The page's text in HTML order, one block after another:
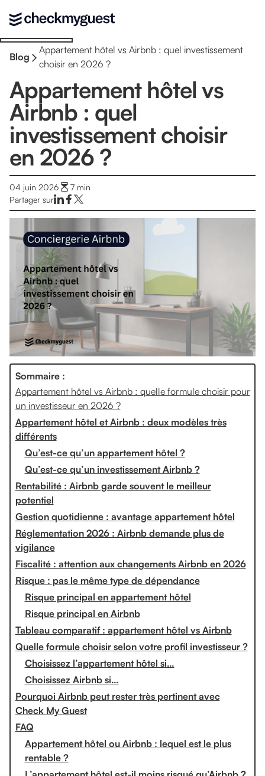
Blog
Appartement hôtel vs Airbnb : quel investissement
choisir en 2026 ?
Appartement hôtel vs
Airbnb : quel
investissement choisir
en 2026 ?
04 juin 2026 7 min
Partager sur
Sommaire :
Appartement hôtel vs Airbnb : quelle formule choisir pour
un investisseur en 2026 ?
Appartement hôtel et Airbnb : deux modèles très
différents
Qu’est-ce qu’un appartement hôtel ?
Qu’est-ce qu’un investissement Airbnb ?
Rentabilité : Airbnb garde souvent le meilleur
potentiel
Gestion quotidienne : avantage appartement hôtel
Réglementation 2026 : Airbnb demande plus de
vigilance
Fiscalité : attention aux changements Airbnb en 2026
Risque : pas le même type de dépendance
Risque principal en appartement hôtel
Risque principal en Airbnb
Tableau comparatif : appartement hôtel vs Airbnb
Quelle formule choisir selon votre profil investisseur ?
Choisissez l’appartement hôtel si…
Choisissez Airbnb si…
Pourquoi Airbnb peut rester très pertinent avec
Check My Guest
FAQ
Appartement hôtel ou Airbnb : lequel est le plus
rentable ?